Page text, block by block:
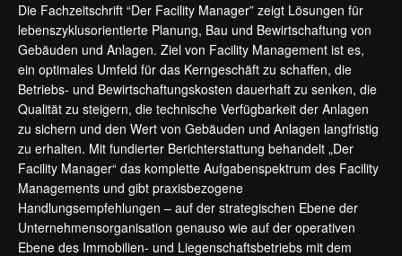
Die Fachzeitschrift “Der Facility Manager” zeigt Lösungen für
lebenszyklusorientierte Planung, Bau und Bewirtschaftung von
Gebäuden und Anlagen. Ziel von Facility Management ist es,
ein optimales Umfeld für das Kerngeschäft zu schaffen, die
Betriebs- und Bewirtschaftungskosten dauerhaft zu senken, die
Qualität zu steigern, die technische Verfügbarkeit der Anlagen
zu sichern und den Wert von Gebäuden und Anlagen langfristig
zu erhalten. Mit fundierter Berichterstattung behandelt „Der
Facility Manager“ das komplette Aufgabenspektrum des Facility
Managements und gibt praxisbezogene
Handlungsempfehlungen – auf der strategischen Ebene der
Unternehmensorganisation genauso wie auf der operativen
Ebene des Immobilien- und Liegenschaftsbetriebs mit dem